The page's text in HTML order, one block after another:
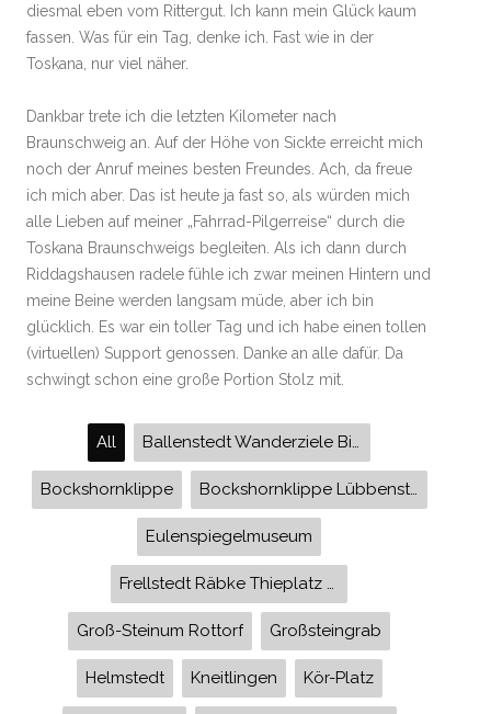
diesmal eben vom Rittergut. Ich kann mein Glück kaum
fassen. Was für ein Tag, denke ich. Fast wie in der
Toskana, nur viel näher.
Dankbar trete ich die letzten Kilometer nach
Braunschweig an. Auf der Höhe von Sickte erreicht mich
noch der Anruf meines besten Freundes. Ach, da freue
ich mich aber. Das ist heute ja fast so, als würden mich
alle Lieben auf meiner „Fahrrad-Pilgerreise“ durch die
Toskana Braunschweigs begleiten. Als ich dann durch
Riddagshausen radele fühle ich zwar meinen Hintern und
meine Beine werden langsam müde, aber ich bin
glücklich. Es war ein toller Tag und ich habe einen tollen
(virtuellen) Support genossen. Danke an alle dafür. Da
schwingt schon eine große Portion Stolz mit.
All Ballenstedt Wanderziele Bismarck-Turm Alter Kohlenschacht
Bockshornklippe Bockshornklippe Lübbensteine Helmstedt Räbke Groß Steinum Eitzum Schöppenstedt Evessen
Eulenspiegelmuseum
Frellstedt Räbke Thieplatz Räbke
Groß-Steinum Rottorf Großsteingrab
Helmstedt Kneitlingen Kör-Platz